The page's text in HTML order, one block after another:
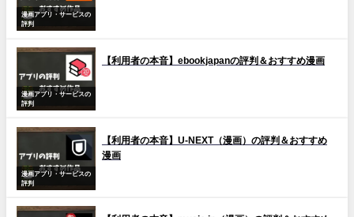
漫画アプリ・サービスの
評判
漫画アプリ・サービスの
評判
【利用者の本音】ebookjapanの評判＆おすすめ漫画
漫画アプリ・サービスの
評判
【利用者の本音】U-NEXT（漫画）の評判＆おすすめ
漫画